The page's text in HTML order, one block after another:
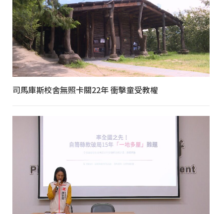
司馬庫斯校舍無照卡關22年 衝擊童受教權